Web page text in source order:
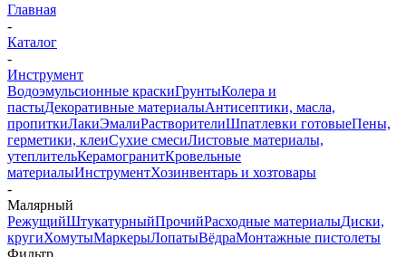
Главная
-
Каталог
-
Инструмент
Водоэмульсионные краскиГрунтыКолера и
пастыДекоративные материалыАнтисептики, масла,
пропиткиЛакиЭмалиРастворителиШпатлевки готовыеПены,
герметики, клеиСухие смесиЛистовые материалы,
утеплительКерамогранитКровельные
материалыИнструментХозинвентарь и хозтовары
-
Малярный
РежущийШтукатурныйПрочийРасходные материалыДиски,
кругиХомутыМаркерыЛопатыВёдраМонтажные пистолеты
Фильтр